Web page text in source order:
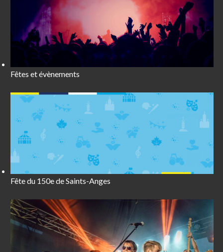
Fêtes et évènements
Fête du 150e de Saints-Anges